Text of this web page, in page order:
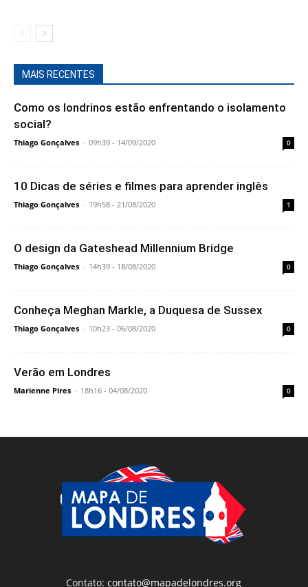
MAIS RECENTES
Como os londrinos estão enfrentando o isolamento
social?
Thiago Gonçalves - 09h39 - 14/09/2020 0
10 Dicas de séries e filmes para aprender inglês
Thiago Gonçalves - 19h58 - 21/08/2020 1
O design da Gateshead Millennium Bridge
Thiago Gonçalves - 14h39 - 18/08/2020 0
Conheça Meghan Markle, a Duquesa de Sussex
Thiago Gonçalves - 10h23 - 06/08/2020 0
Verão em Londres
Marienne Pires - 18h16 - 04/08/2020 0
Contato:contato@mapadelondres.org